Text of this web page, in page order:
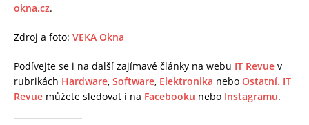
okna.cz.
Zdroj a foto: VEKA Okna
Podívejte se i na další zajímavé články na webu IT Revue v
rubrikách Hardware, Software, Elektronika nebo Ostatní. IT
Revue můžete sledovat i na Facebooku nebo Instagramu.